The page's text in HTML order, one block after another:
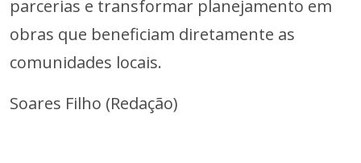
parcerias e transformar planejamento em
obras que beneficiam diretamente as
comunidades locais.
Soares Filho (Redação)